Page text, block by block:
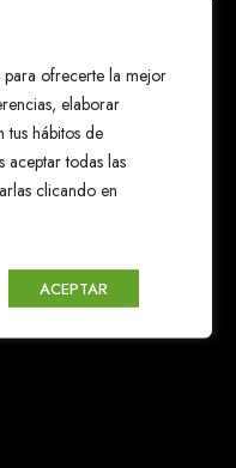
para ofrecerte la mejor
elaborar
tus hábitos de
aceptar todas las
clicando en
ACEPTAR